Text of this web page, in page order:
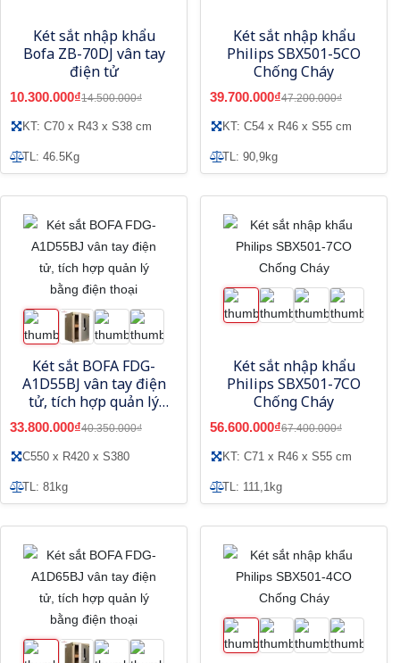
Két sắt nhập khẩu
Bofa ZB-70DJ vân tay
điện tử
10.300.000₫14.500.000₫
KT: C70 x R43 x S38 cm
TL: 46.5Kg
Két sắt nhập khẩu
Philips SBX501-5CO
Chống Cháy
39.700.000₫47.200.000₫
KT: C54 x R46 x S55 cm
TL: 90,9kg
Két sắt BOFA FDG-
A1D55BJ vân tay điện
tử, tích hợp quản lý
bằng điện thoại
33.800.000₫40.350.000₫
C550 x R420 x S380
TL: 81kg
Két sắt nhập khẩu
Philips SBX501-7CO
Chống Cháy
56.600.000₫67.400.000₫
KT: C71 x R46 x S55 cm
TL: 111,1kg